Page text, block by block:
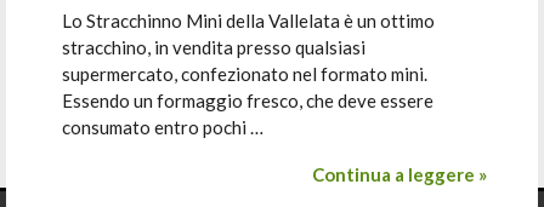
Lo Stracchinno Mini della Vallelata è un ottimo
stracchino, in vendita presso qualsiasi
supermercato, confezionato nel formato mini.
Essendo un formaggio fresco, che deve essere
consumato entro pochi …
Continua a leggere »